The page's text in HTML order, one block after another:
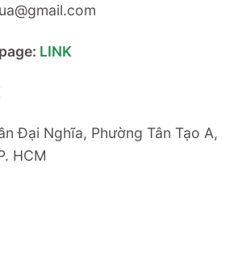
LINK
Đại Nghĩa, Phường Tân Tạo A,
HCM